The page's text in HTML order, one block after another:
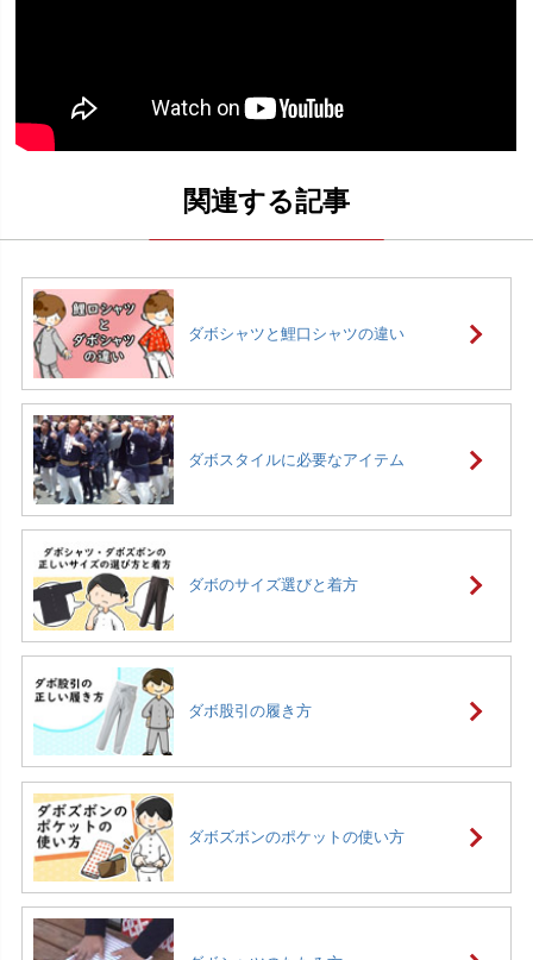
ダボシャツと鯉口シャツの違い
ダボスタイルに必要なアイテム
ダボのサイズ選びと着方
ダボ股引の履き方
ダボズボンのポケットの使い方